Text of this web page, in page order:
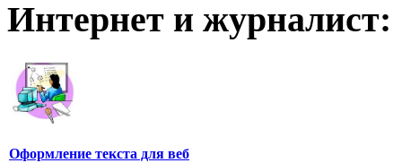
Интернет и журналист:
Оформление текста для веб